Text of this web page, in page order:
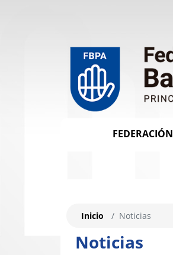
FEDERACIÓN
Noticias
Inicio Noticias